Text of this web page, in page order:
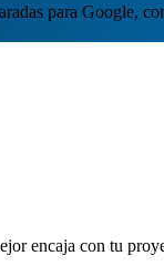
para Google,
encaja con tu